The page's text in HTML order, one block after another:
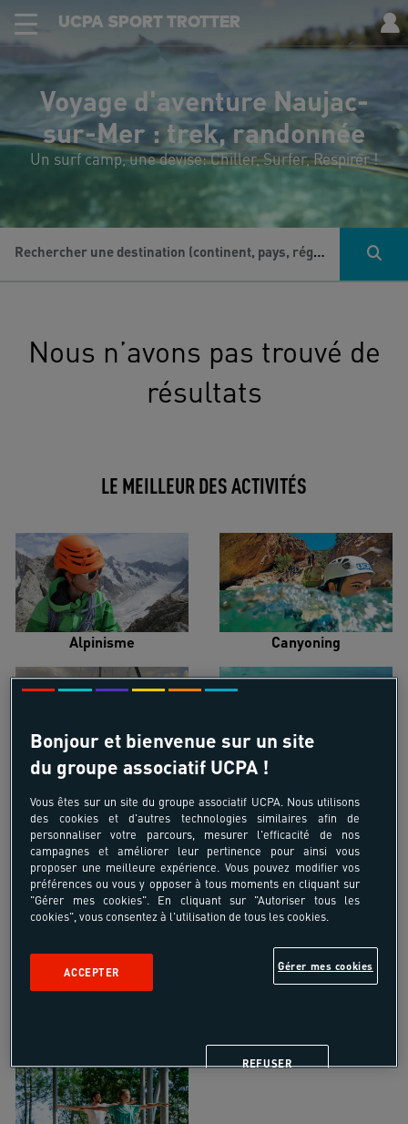
UCPA SPORT TROTTER
Voyage d'aventure Naujac-
sur-Mer : trek, randonnée
Un surf camp, une devise: Chiller, Surfer, Respirer !
Rechercher une destination (continent, pays, région...), une activité...
Nous n’avons pas trouvé de
résultats
LE MEILLEUR DES ACTIVITÉS
Alpinisme Canyoning
Croisière voilier Kayak de mer
Trail Trek-Randonnée pédestre
Vélo de randonnée
Bonjour et bienvenue sur un site
du groupe associatif UCPA !
Vous êtes sur un site du groupe associatif UCPA. Nous utilisons
des cookies et d'autres technologies similaires afin de
personnaliser votre parcours, mesurer l'efficacité de nos
campagnes et améliorer leur pertinence pour ainsi vous
proposer une meilleure expérience. Vous pouvez modifier vos
préférences ou vous y opposer à tous moments en cliquant sur
"Gérer mes cookies". En cliquant sur "Autoriser tous les
cookies", vous consentez à l'utilisation de tous les cookies.
Gérer mes cookies
REFUSER
ACCEPTER